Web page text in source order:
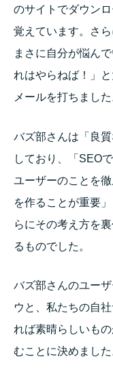
のサイトでダウン
覚えています。さ
まさに自分が悩ん
れはやらねば！」
メールを打ちました
バズ部さんは「良
しており、「SEO
ユーザーのことを
を作ることが重要
らにその考え方を
るものでした。
バズ部さんのユー
ウと、私たちの自
れば素晴らしいも
むことに決めました